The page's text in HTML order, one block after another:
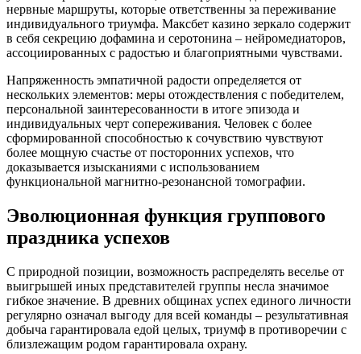
нервные маршруты, которые ответственны за переживание
индивидуального триумфа. Максбет казино зеркало содержит
в себя секрецию дофамина и серотонина – нейромедиаторов,
ассоциированных с радостью и благоприятными чувствами.
Напряженность эмпатичной радости определяется от
нескольких элементов: меры отождествления с победителем,
персональной заинтересованности в итоге эпизода и
индивидуальных черт сопереживания. Человек с более
сформированной способностью к сочувствию чувствуют
более мощную счастье от посторонних успехов, что
доказывается изысканиями с использованием
функциональной магнитно-резонансной томографии.
Эволюционная функция группового
праздника успехов
С природной позиции, возможность распределять веселье от
выигрышей иных представителей группы несла значимое
гибкое значение. В древних общинах успех единого личности
регулярно означал выгоду для всей команды – результативная
добыча гарантировала едой целых, триумф в противоречии с
близлежащим родом гарантировала охрану.